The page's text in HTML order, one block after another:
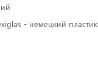
- немецкий пластик